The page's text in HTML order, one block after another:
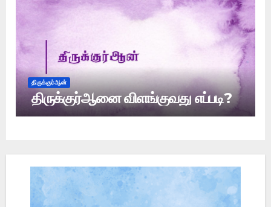
திருக்குர்ஆன்
திருக்குர்ஆனை விளங்குவது எப்படி?